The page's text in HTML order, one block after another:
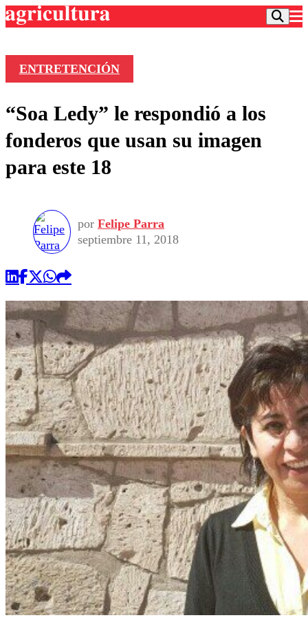
Frecuencias
Agricultura TV
Deportes
Colo Colo
Seleccion Chilena
Torneo Internacional
Entretención
Economía
Internacional
Publicaciones en medios
Opinión
ENTRETENCIÓN
“Soa Ledy” le respondió a los
fonderos que usan su imagen
para este 18
por Felipe Parra
septiembre 11, 2018